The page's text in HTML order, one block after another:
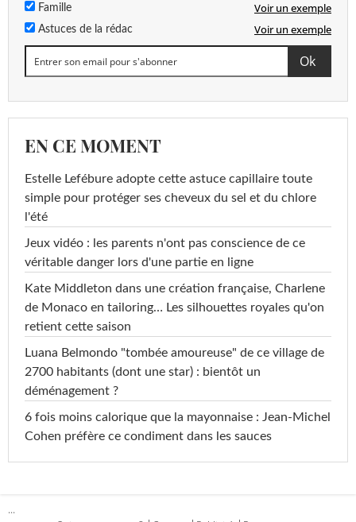
Famille Voir un exemple
Astuces de la rédac Voir un exemple
EN CE MOMENT
Estelle Lefébure adopte cette astuce capillaire toute
simple pour protéger ses cheveux du sel et du chlore
l'été
Jeux vidéo : les parents n'ont pas conscience de ce
véritable danger lors d'une partie en ligne
Kate Middleton dans une création française, Charlene
de Monaco en tailoring… Les silhouettes royales qu'on
retient cette saison
Luana Belmondo "tombée amoureuse" de ce village de
2700 habitants (dont une star) : bientôt un
déménagement ?
6 fois moins calorique que la mayonnaise : Jean-Michel
Cohen préfère ce condiment dans les sauces
...